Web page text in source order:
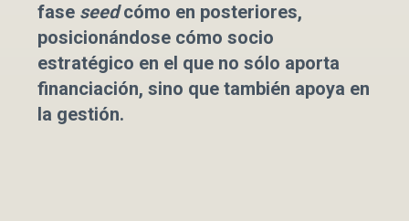
fase seedcómo en posteriores,
posicionándose cómo socio
estratégico en el que no sólo aporta
financiación, sino que también apoya en
la gestión.